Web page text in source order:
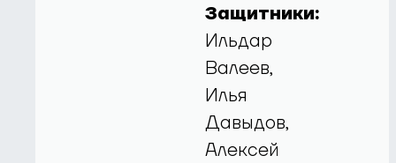
Защитники:
Ильдар
Валеев,
Илья
Давыдов,
Алексей